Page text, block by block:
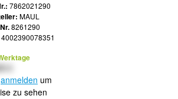
7862021290
MAUL
8261290
4002390078351
anmelden um
zu sehen